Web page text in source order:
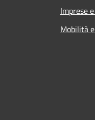
Imprese
Mobilità